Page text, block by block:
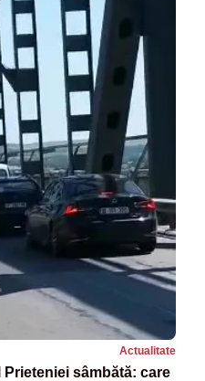
Actualitate
sâmbătă: care